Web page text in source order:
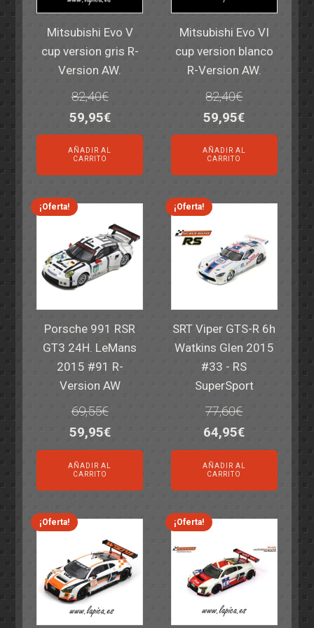
Mitsubishi Evo V
cup version gris R-
Version AW.
82,40€
El
precio
original
era:
82,40€.
59,95€El
precio
es:
59,95€.
AÑADIR AL
CARRITO
Mitsubishi Evo VI
cup version blanco
R-Version AW.
82,40€
El
precio
original
era:
82,40€.
59,95€El
precio
es:
59,95€.
AÑADIR AL
CARRITO
¡Oferta!
Porsche 991 RSR
GT3 24H. LeMans
2015 #91 R-
Version AW
69,55€
El
precio
original
era:
69,55€.
59,95€El
precio
actual
es:
59,95€.
AÑADIR AL
CARRITO
¡Oferta!
SRT Viper GTS-R 6h
Watkins Glen 2015
#33 - RS
SuperSport
77,60€
El
precio
original
era:
77,60€.
64,95€El
precio
actual
es:
64,95€.
AÑADIR AL
CARRITO
¡Oferta! ¡Oferta!